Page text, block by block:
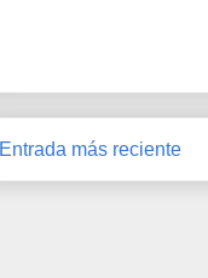
Entrada más reciente